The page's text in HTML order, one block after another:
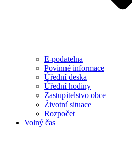
E-podatelna
Povinné informace
Úřední deska
Úřední hodiny
Zastupitelstvo obce
Životní situace
Rozpočet
Volný čas